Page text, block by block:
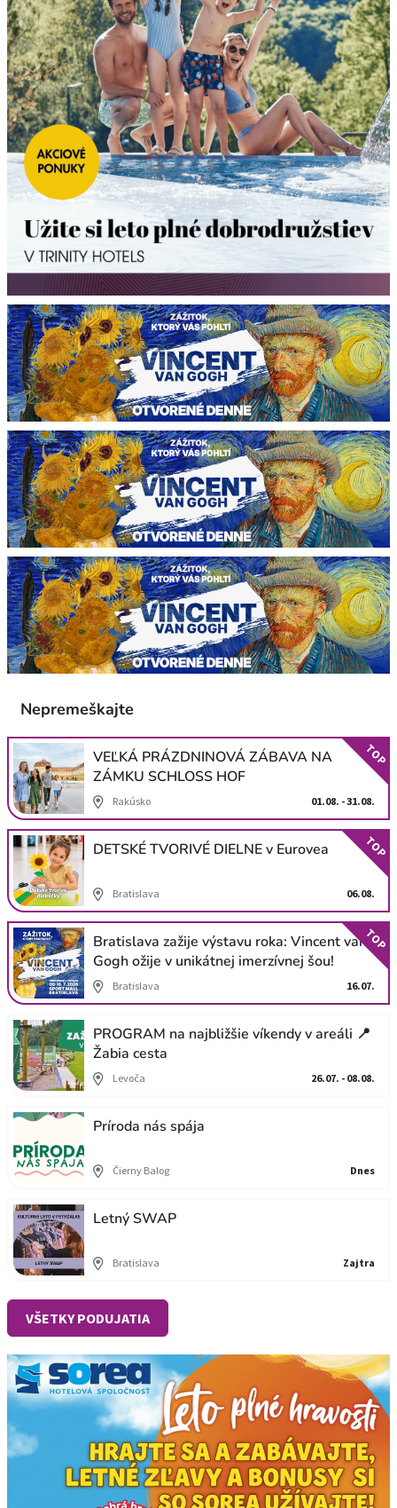
Nepremeškajte
VEĽKÁ PRÁZDNINOVÁ ZÁBAVA NA
ZÁMKU SCHLOSS HOF
Rakúsko 01.08. - 31.08.
TOP
DETSKÉ TVORIVÉ DIELNE v Eurovea
Bratislava 06.08.
TOP
Bratislava zažije výstavu roka: Vincent van
Gogh ožije v unikátnej imerzívnej šou!
Bratislava 16.07.
TOP
PROGRAM na najbližšie víkendy v areáli 📍
Žabia cesta
Levoča 26.07. - 08.08.
Príroda nás spája
Čierny Balog Dnes
Letný SWAP
Bratislava Zajtra
VŠETKY PODUJATIA